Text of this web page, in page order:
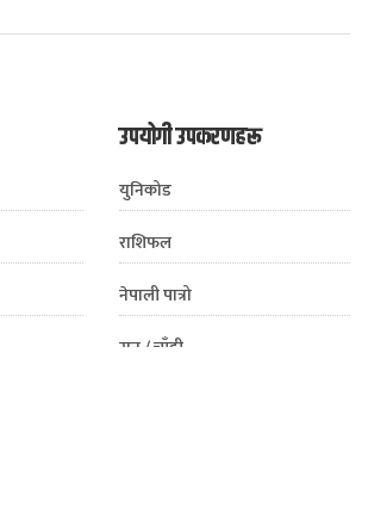
उपयोगी उपकरणहरू
युनिकोड
राशिफल
नेपाली पात्रो
सुन / चाँदी